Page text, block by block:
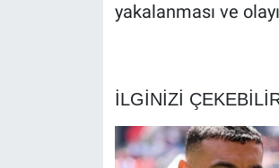
yakalanması ve